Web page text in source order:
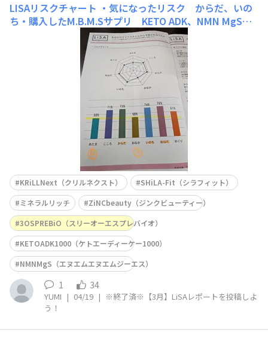
LISAリスクチャート ・気になったリスク からだ、いの
ち・購入したM.B.M.Sサプリ KETO ADK、NMN MgS、3
OS PREBiO、ZiNC beauty 、シラフィット ・今後のアク
ション スクワット30回。睡眠時間を6時間半、とれる様
KRiLLNext（クリルネクスト）
SHiLA-Fit（シラフィット）
ミネラルリッチ
ZiNCbeauty（ジンクビューティー）
3OSPREBiO（スリーオーエスプレバイオ）
KETOADK1000（ケトエーディーケー1000）
NMNMgS（エヌエムエヌエムジーエス）
1 34
YUMI | 04/19 | ※終了済※【3月】LiSAレポートを投稿しよ
う！